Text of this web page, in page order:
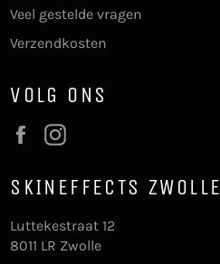
Veel gestelde vragen
Verzendkosten
VOLG ONS
Facebook
SKINEFFECTS ZWOLLE
Luttekestraat 12
8011 LR Zwolle